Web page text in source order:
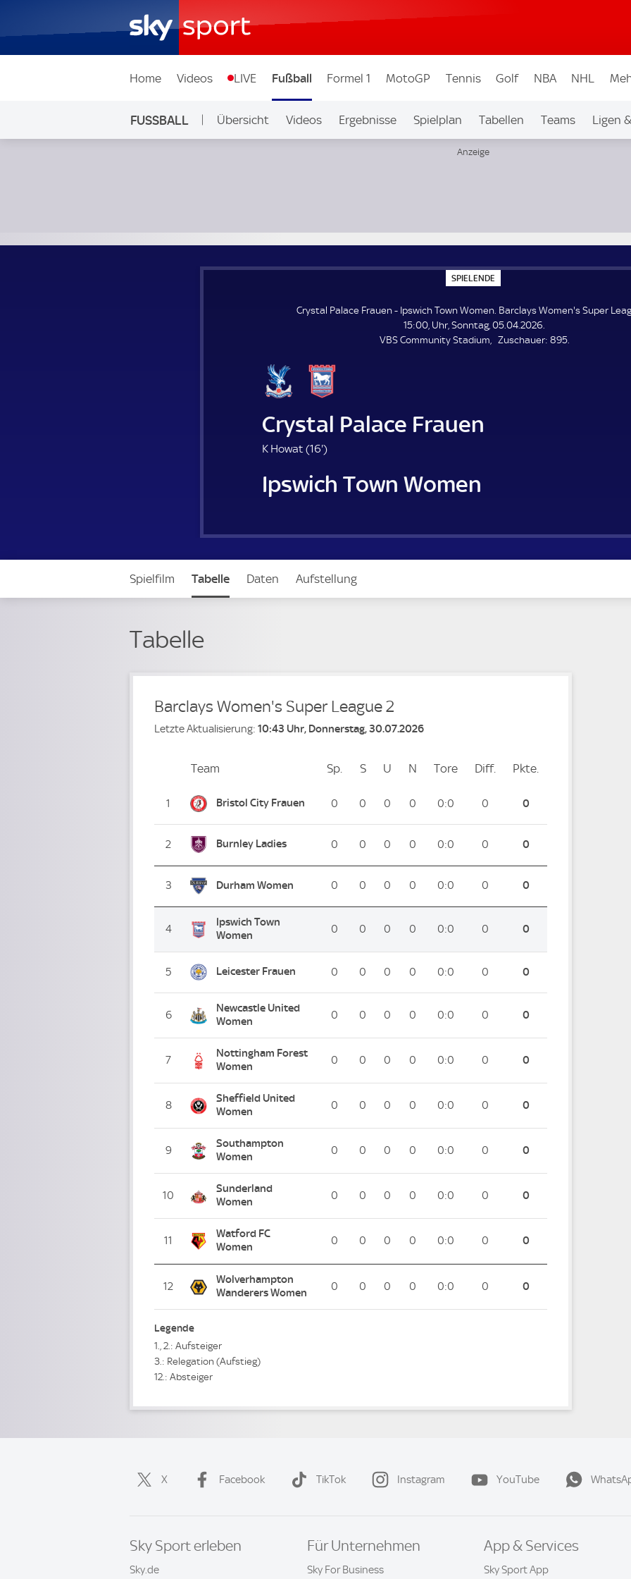
Home Videos LIVE Fußball Formel 1 MotoGP Tennis Golf NBA NHL
FUSSBALL Übersicht Videos Ergebnisse Spielplan Tabellen Teams Ligen
SPIELENDE
P
L
E
N
Crystal Palace Frauen - Ipswich Town Women. Barclays Women's Super
15:00, Uhr, Sonntag, 05.04.2026.
VBS Community Stadium
Zuschauer: Z
895.
Crystal Palace Frauen
K Howat (16'1
.
m
u
)
Ipswich Town Women
Spielfilm Tabelle Daten Aufstellung
Tabelle
Barclays Women's Super League 2
Letzte Aktualisierung: 10:43 Uhr, Donnerstag, 30.07.2026
PlatzTeam Sp. Spiele
SSiege
U Unentschieden
N Niederlagen
Tore ToreDiff. Differenz
Pkte.
1 Bristol City Frauen 0 0 0 0 0:0 0 0
2 Burnley Ladies 0 0 0 0 0:0 0 0
3 Durham Women 0 0 0 0 0:0 0 0
4
Ipswich Town
Women
0 0 0 0 0:0 0 0
5 Leicester Frauen 0 0 0 0 0:0 0 0
6
Newcastle United
Women
0 0 0 0 0:0 0 0
7
Nottingham Forest
Women
0 0 0 0 0:0 0 0
8
Sheffield United
Women
0 0 0 0 0:0 0 0
9
Southampton
Women
0 0 0 0 0:0 0 0
10
Sunderland
Women
0 0 0 0 0:0 0 0
11
Watford FC
Women
0 0 0 0 0:0 0 0
12
Wolverhampton
Wanderers Women
0 0 0 0 0:0 0 0
Legende
1., 2.: Aufsteiger
3.: Relegation (Aufstieg)
12.: Absteiger
X Facebook TikTok Instagram YouTube
Sky Sport erleben
Sky.de
Für Unternehmen
Sky For Business
App & Services
Sky Sport App